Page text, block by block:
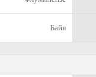
Байя